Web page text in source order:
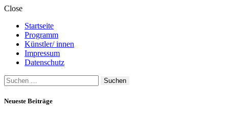
Close
Startseite
Programm
Künstler/ innen
Impressum
Datenschutz
Suchen
nach:
Neueste Beiträge